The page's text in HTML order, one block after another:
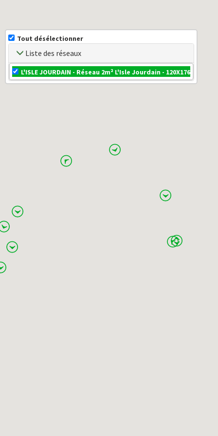
Tout désélectionner
Liste des réseaux
L'ISLE JOURDAIN - Réseau 2m² L'Isle Jourdain - 120X176